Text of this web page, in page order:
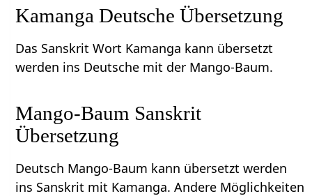
Kamanga Deutsche Übersetzung
Das Sanskrit Wort Kamanga kann übersetzt
werden ins Deutsche mit der Mango-Baum.
Mango-Baum Sanskrit
Übersetzung
Deutsch Mango-Baum kann übersetzt werden
ins Sanskrit mit Kamanga. Andere Möglichkeiten